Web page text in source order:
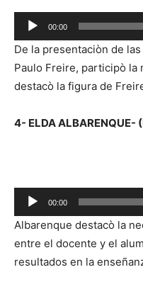
t
r
d
e
u
e
p
r
o
u
o
d
e
a
00:00
De la presentaciòn de
Paulo Freire, participò la
destacò la figura de
4- ELDA ALBARENQUE-
e
p
r
o
00:00
Albarenque destacò la
entre el docente y el
resultados en la